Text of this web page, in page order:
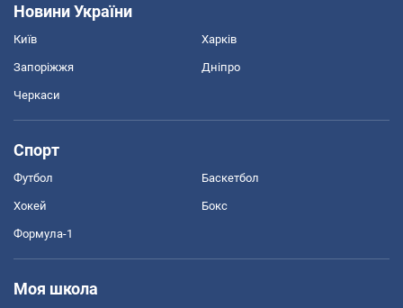
Новини України
Київ Харків
Запоріжжя Дніпро
Черкаси
Спорт
Футбол Баскетбол
Хокей Бокс
Формула-1
Моя школа